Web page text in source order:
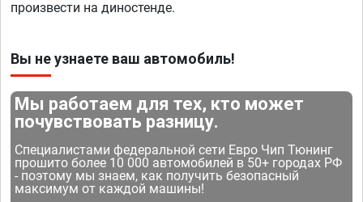
произвести на диностенде.
Вы не узнаете ваш автомобиль!
Мы работаем для тех, кто может
почувствовать разницу.
Специалистами федеральной сети Евро Чип Тюнинг
прошито более 10 000 автомобилей в 50+ городах РФ
- поэтому мы знаем, как получить безопасный
максимум от каждой машины!